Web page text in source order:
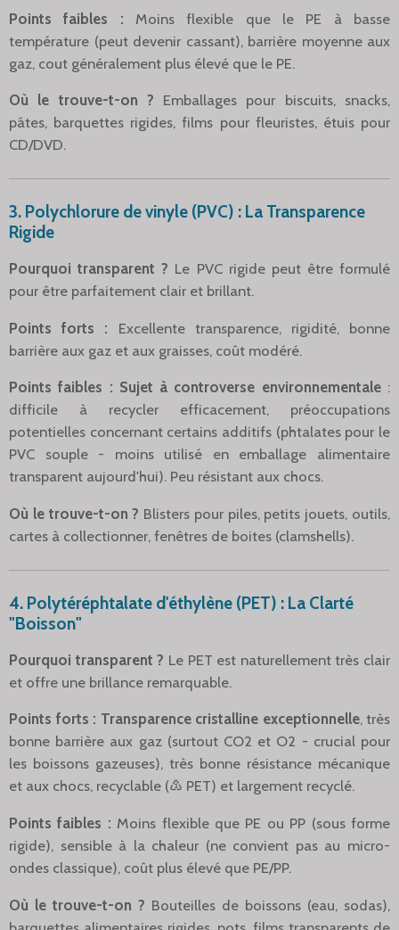
Points faibles :
Moins flexible que le PE à basse
température (peut devenir cassant), barrière moyenne aux
gaz, cout généralement plus élevé que le PE.
Où le trouve-t-on ? Emballages pour biscuits, snacks,
pâtes, barquettes rigides, films pour fleuristes, étuis pour
CD/DVD.
3. Polychlorure de vinyle (PVC) : La Transparence
Rigide
Pourquoi transparent ? Le PVC rigide peut être formulé
pour être parfaitement clair et brillant.
Points forts :
Excellente transparence, rigidité, bonne
barrière aux gaz et aux graisses, coût modéré.
Points faibles : Sujet à controverse environnementale :
difficile à recycler efficacement, préoccupations
potentielles concernant certains additifs (phtalates pour le
PVC souple - moins utilisé en emballage alimentaire
transparent aujourd'hui). Peu résistant aux chocs.
Où le trouve-t-on ? Blisters pour piles, petits jouets, outils,
cartes à collectionner, fenêtres de boites (clamshells).
4. Polytéréphtalate d'éthylène (PET) : La Clarté
"Boisson"
Pourquoi transparent ? Le PET est naturellement très clair
et offre une brillance remarquable.
Points forts : Transparence cristalline exceptionnelle, très
bonne barrière aux gaz (surtout CO2 et O2 - crucial pour
les boissons gazeuses), très bonne résistance mécanique
et aux chocs, recyclable (♳ PET) et largement recyclé.
Points faibles : Moins flexible que PE ou PP (sous forme
rigide), sensible à la chaleur (ne convient pas au micro-
ondes classique), coût plus élevé que PE/PP.
Où le trouve-t-on ? Bouteilles de boissons (eau, sodas),